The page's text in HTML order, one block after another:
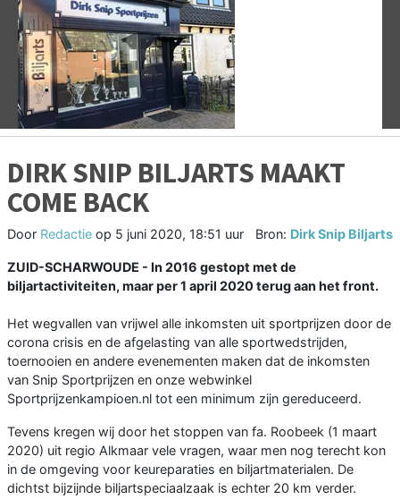
Vorige
DIRK SNIP BILJARTS MAAKT
COME BACK
Door Redactie op 5 juni 2020, 18:51 uur Bron: Dirk Snip Biljarts
ZUID-SCHARWOUDE - In 2016 gestopt met de
biljartactiviteiten, maar per 1 april 2020 terug aan het front.
Het wegvallen van vrijwel alle inkomsten uit sportprijzen door de
corona crisis en de afgelasting van alle sportwedstrijden,
toernooien en andere evenementen maken dat de inkomsten
van Snip Sportprijzen en onze webwinkel
Sportprijzenkampioen.nl tot een minimum zijn gereduceerd.
Tevens kregen wij door het stoppen van fa. Roobeek (1 maart
2020) uit regio Alkmaar vele vragen, waar men nog terecht kon
in de omgeving voor keureparaties en biljartmaterialen. De
dichtst bijzijnde biljartspeciaalzaak is echter 20 km verder.